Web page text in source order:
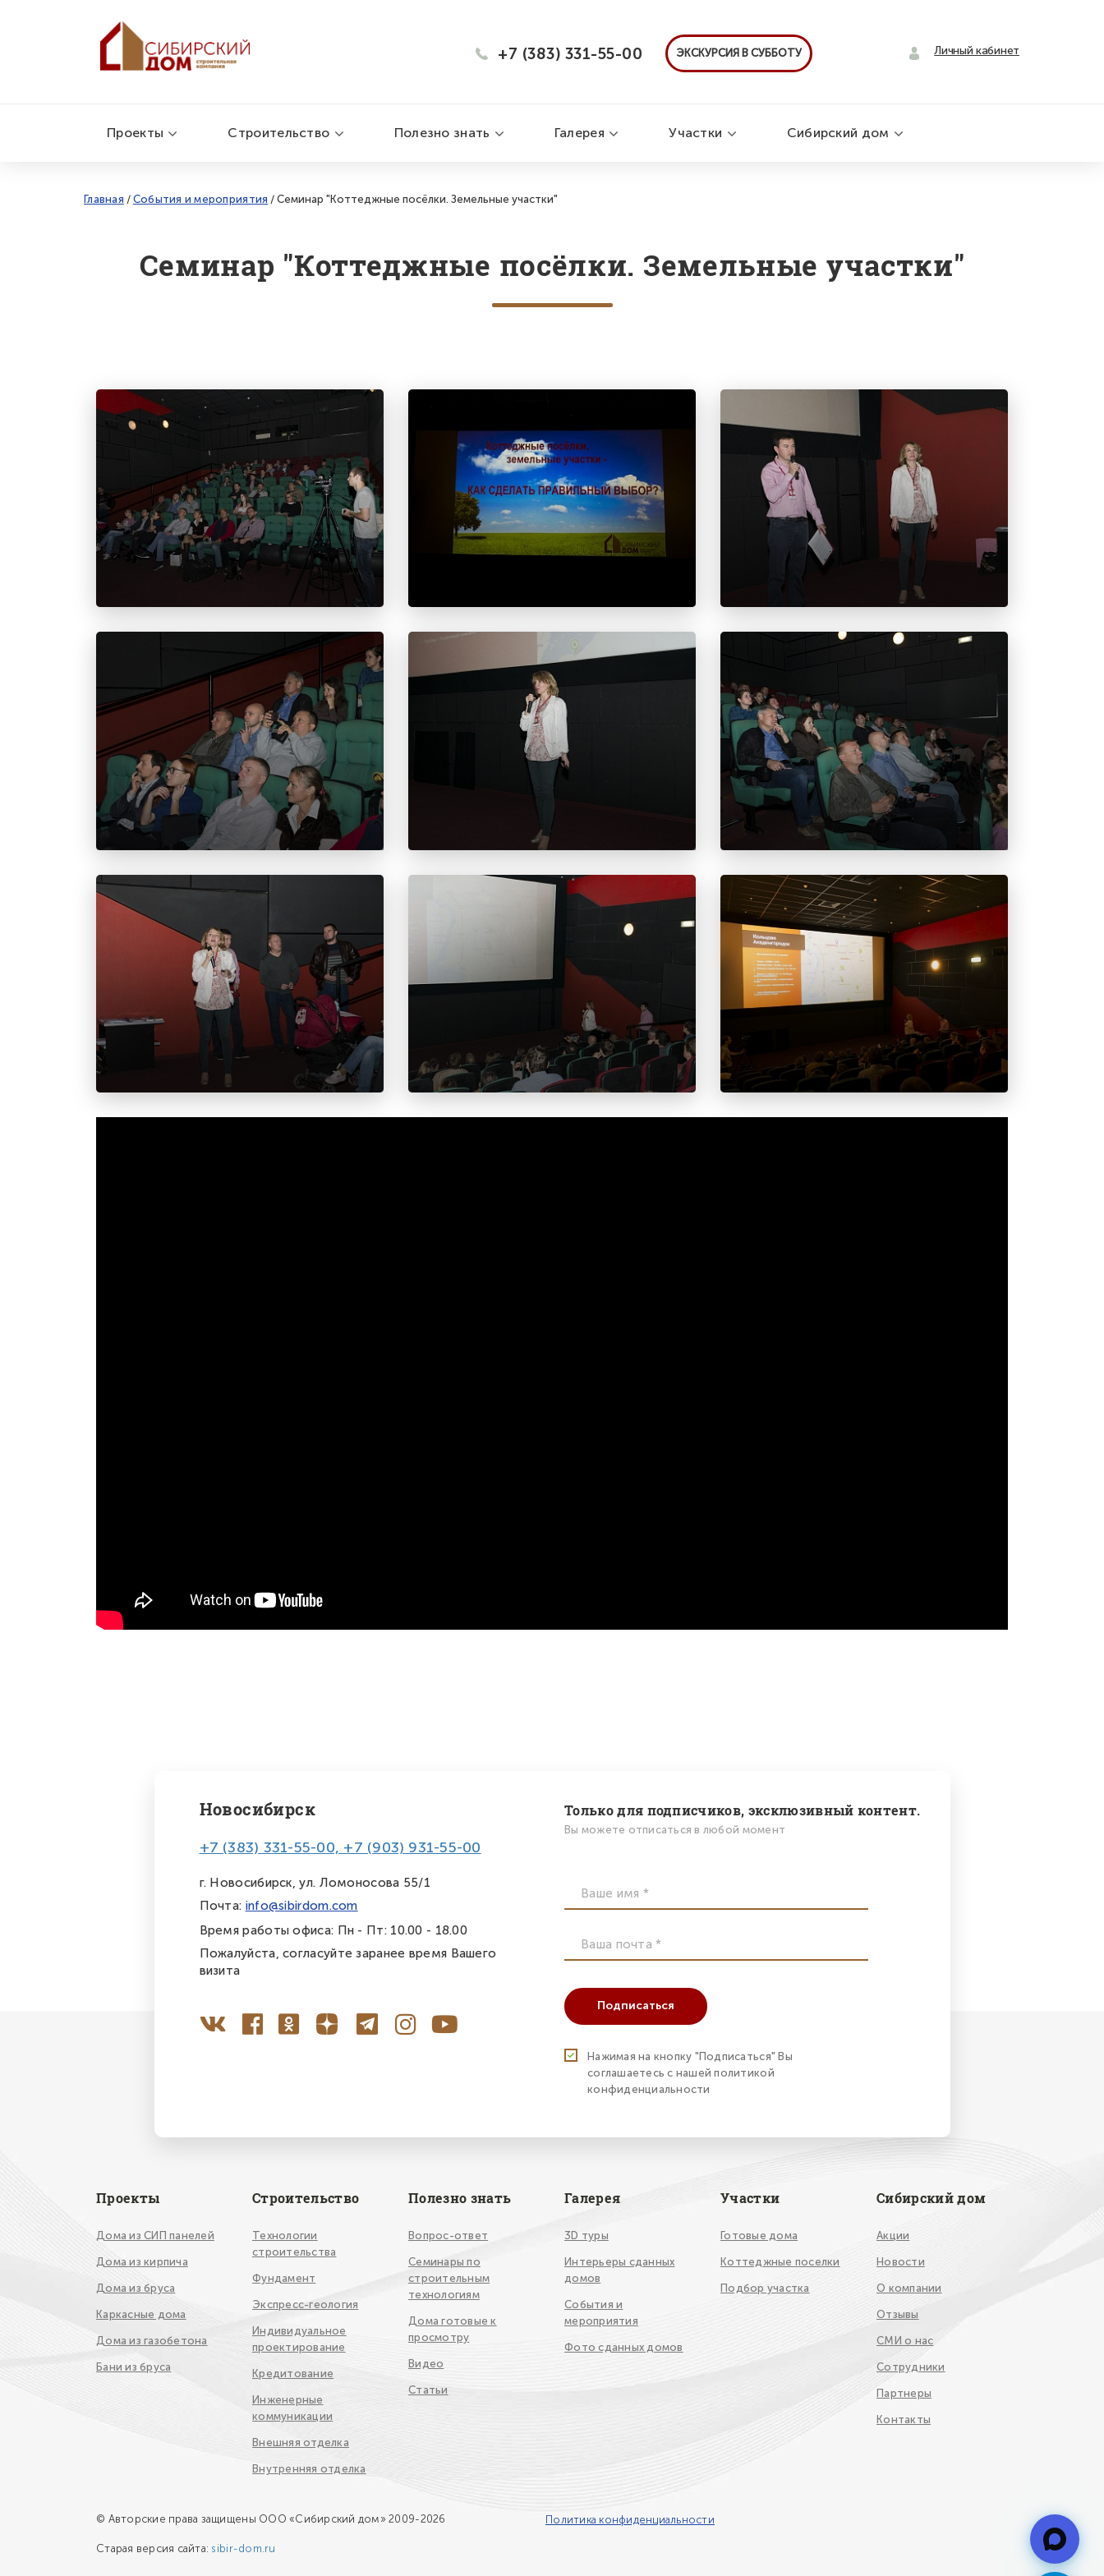
+7 (383) 331-55-00 ЭКСКУРСИЯ В СУББОТУ Личный кабинет
Проекты Строительство Полезно знать Галерея Участки Сибирский дом
Главная / События и мероприятия /Семинар "Коттеджные посёлки. Земельные участки"
Семинар "Коттеджные посёлки. Земельные участки"
Только для подписчиков, эксклюзивный контент.
Вы можете отписаться в любой момент
Подписаться
Нажимая на кнопку "Подписаться" Вы
соглашаетесь с нашей политикой
конфиденциальности
Новосибирск
+7 (383) 331-55-00, +7 (903) 931-55-00
г. Новосибирск, ул. Ломоносова 55/1
Почта: info@sibirdom.com
Время работы офиса: Пн - Пт: 10.00 - 18.00
Пожалуйста, согласуйте заранее время Вашего
визита
Проекты
Дома из СИП панелей
Дома из кирпича
Дома из бруса
Каркасные дома
Дома из газобетона
Бани из бруса
Строительство
Технологии
строительства
Фундамент
Экспресс-геология
Индивидуальное
проектирование
Кредитование
Инженерные
коммуникации
Внешняя отделка
Внутренняя отделка
Полезно знать
Вопрос-ответ
Семинары по
строительным
технологиям
Дома готовые к
просмотру
Видео
Статьи
Галерея
3D туры
Интерьеры сданных
домов
События и
мероприятия
Фото сданных домов
Участки
Готовые дома
Коттеджные поселки
Подбор участка
Сибирский дом
Акции
Новости
О компании
Отзывы
СМИ о нас
Сотрудники
Партнеры
Контакты
© Авторские права защищены ООО «Сибирский дом» 2009-2026
Старая версия сайта: sibir-dom.ru
Политика конфиденциальности